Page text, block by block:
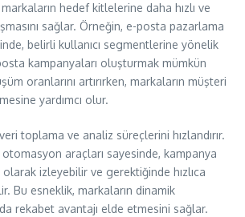
hedef kitlelerine daha hızlı ve
sağlar. Örneğin, e-posta pazarlama
belirli kullanıcı segmentlerine yönelik
kampanyaları oluşturmak mümkün
oranlarını artırırken, markaların müşteri
yardımcı olur.
toplama ve analiz süreçlerini hızlandırır.
araçları sayesinde, kampanya
olarak izleyebilir ve gerektiğinde hızlıca
Bu esneklik, markaların dinamik
rekabet avantajı elde etmesini sağlar.